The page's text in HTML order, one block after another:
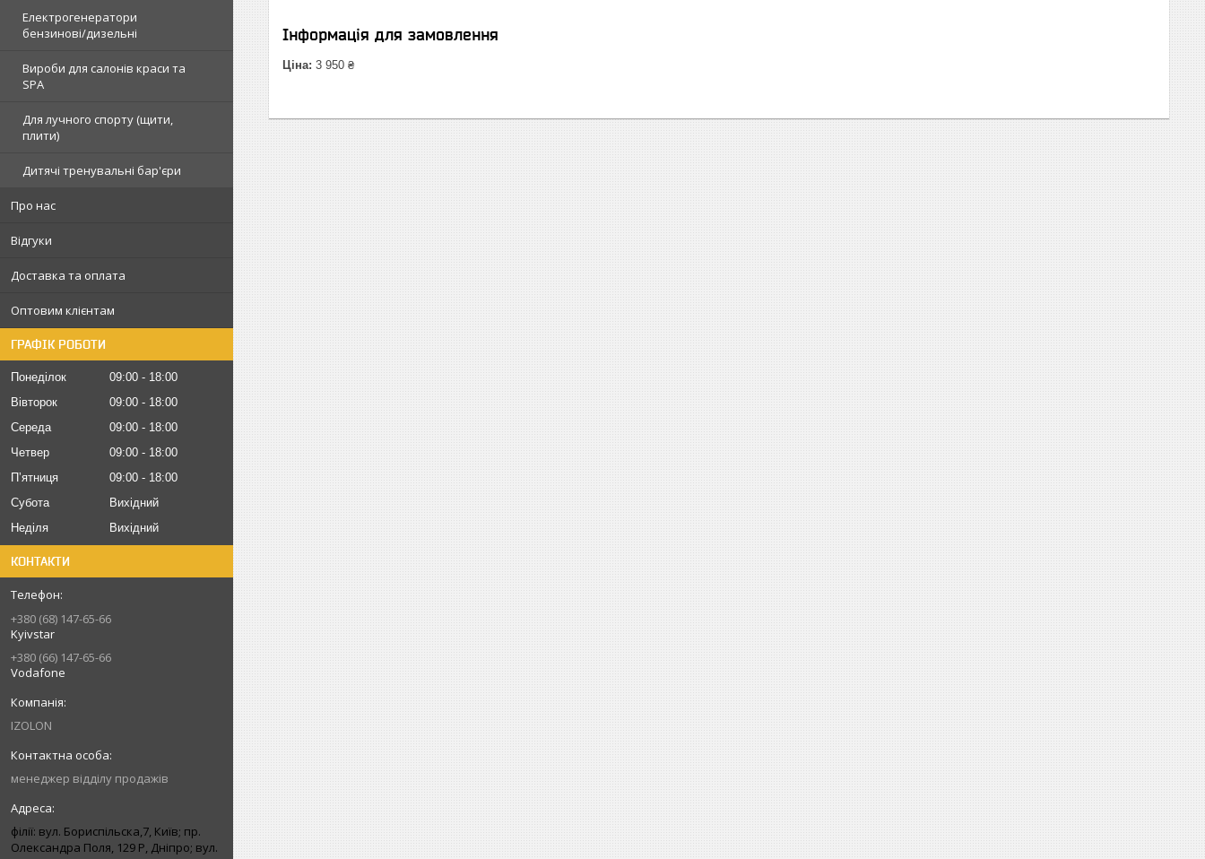
Електрогенератори
бензинові/дизельні
Вироби для салонів краси та
SPA
Для лучного спорту (щити,
плити)
Дитячі тренувальні бар'єри
Про нас
Відгуки
Доставка та оплата
Оптовим клієнтам
ГРАФІК РОБОТИ
Понеділок 09:00
18:00
Вівторок
09:00
18:00
Середа
09:00
18:00
Четвер
09:00
18:00
Пʼятниця
09:00
18:00
Субота
Вихідний
Неділя
Вихідний
КОНТАКТИ
+380 (68) 147-65-66
Kyivstar
+380 (66) 147-65-66
Vodafone
IZOLON
менеджер відділу продажів
філії: вул. Бориcпільска,7, Київ; пр.
Олександра Поля, 129 Р, Дніпро; вул.
Інформація для замовлення
Ціна: 3 950 ₴